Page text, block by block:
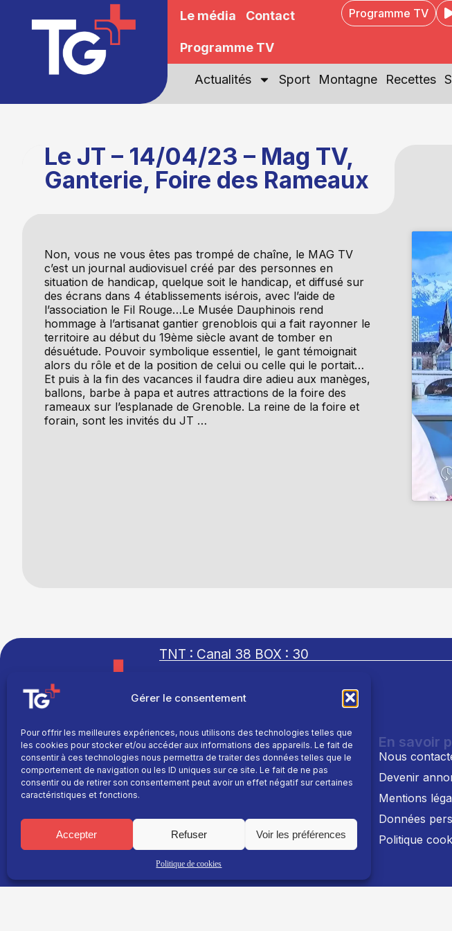
Gérer le consentement
Pour offrir les meilleures expériences, nous utilisons des technologies telles que
les cookies pour stocker et/ou accéder aux informations des appareils. Le fait de
consentir à ces technologies nous permettra de traiter des données telles que le
comportement de navigation ou les ID uniques sur ce site. Le fait de ne pas
consentir ou de retirer son consentement peut avoir un effet négatif sur certaines
caractéristiques et fonctions.
Accepter Refuser Voir les préférences
Politique de cookies
Le média Contact
Programme TV
Programme TV
Actualités Sport Montagne Recettes
Le JT – 14/04/23 – Mag TV,
Ganterie, Foire des Rameaux
Non, vous ne vous êtes pas trompé de chaîne, le MAG TV
c’est un journal audiovisuel créé par des personnes en
situation de handicap, quelque soit le handicap, et diffusé sur
des écrans dans 4 établissements isérois, avec l’aide de
l’association le Fil Rouge…Le Musée Dauphinois rend
hommage à l’artisanat gantier grenoblois qui a fait rayonner le
territoire au début du 19ème siècle avant de tomber en
désuétude. Pouvoir symbolique essentiel, le gant témoignait
alors du rôle et de la position de celui ou celle qui le portait…
Et puis à la fin des vacances il faudra dire adieu aux manèges,
ballons, barbe à papa et autres attractions de la foire des
rameaux sur l’esplanade de Grenoble. La reine de la foire et
forain, sont les invités du JT …
TNT : Canal 38 BOX : 30
Site réalisé par
L’agence Ailleurs
TG+
Fil info
Replay
Programme TV
La chaine
En savoir
Nous
Devenir
Mentions
Données
Politique